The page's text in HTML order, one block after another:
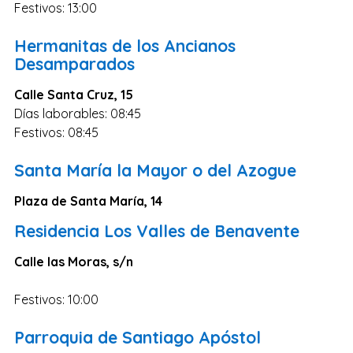
Zaragoza
Vizcaya
Cádiz
Granada
Córdoba
Pontevedra
Huesca
Burgos
León
Guadalajara
Festivos: 13:00
Hermanitas de los Ancianos
Desamparados
Calle Santa Cruz, 15
Días laborables: 08:45
Festivos: 08:45
Santa María la Mayor o del Azogue
Plaza de Santa María, 14
Residencia Los Valles de Benavente
Calle las Moras, s/n
Festivos: 10:00
Parroquia de Santiago Apóstol